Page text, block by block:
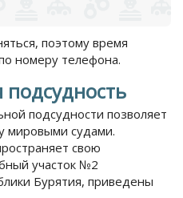
поэтому время
номеру телефона.
подсудности позволяет
мировыми судами.
свою
участок №2
Бурятия, приведены